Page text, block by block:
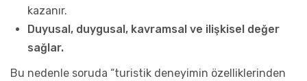
kazanır.
Duyusal, duygusal, kavramsal ve ilişkisel değer
sağlar.
Bu nedenle soruda “turistik deneyimin özelliklerinden